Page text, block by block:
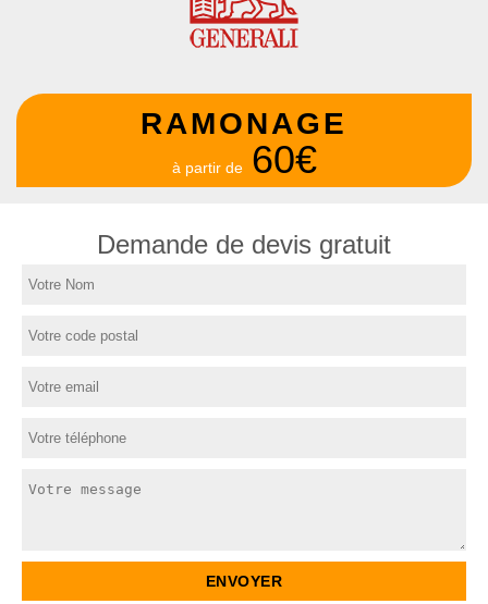
RAMONAGE
à partir de 60€
Demande de devis gratuit